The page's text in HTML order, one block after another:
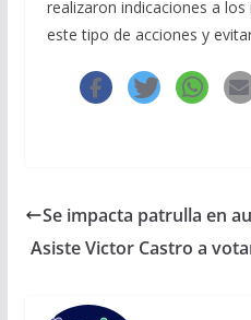
realizaron indicaciones a
este tipo de acciones y
Se impacta patrulla en
Asiste Victor Castro a